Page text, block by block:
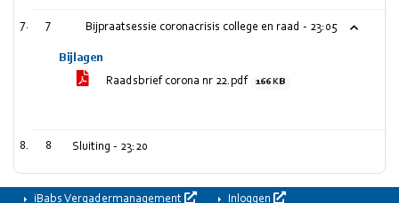
7 Bijpraatsessie coronacrisis college en raad - 23:05
Bijlagen
Raadsbrief corona nr 22.pdf
166 KB
8 Sluiting - 23:20
iBabs Vergadermanagement Inloggen